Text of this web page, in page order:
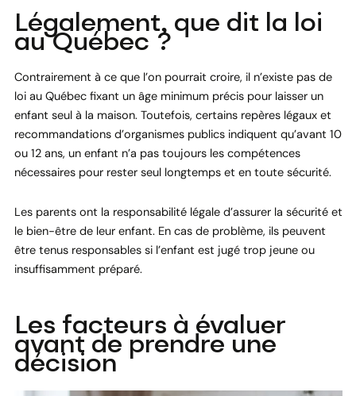
Légalement, que dit la loi
au Québec ?
Contrairement à ce que l’on pourrait croire, il n’existe pas de
loi au Québec fixant un âge minimum précis pour laisser un
enfant seul à la maison. Toutefois, certains repères légaux et
recommandations d’organismes publics indiquent qu’avant 10
ou 12 ans, un enfant n’a pas toujours les compétences
nécessaires pour rester seul longtemps et en toute sécurité.
Les parents ont la responsabilité légale d’assurer la sécurité et
le bien-être de leur enfant. En cas de problème, ils peuvent
être tenus responsables si l’enfant est jugé trop jeune ou
insuffisamment préparé.
Les facteurs à évaluer
avant de prendre une
décision